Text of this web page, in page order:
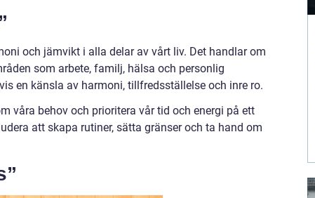
och jämvikt i alla delar av vårt liv. Det handlar om
som arbete, familj, hälsa och personlig
en känsla av harmoni, tillfredsställelse och inre ro.
våra behov och prioritera vår tid och energi på ett
att skapa rutiner, sätta gränser och ta hand om